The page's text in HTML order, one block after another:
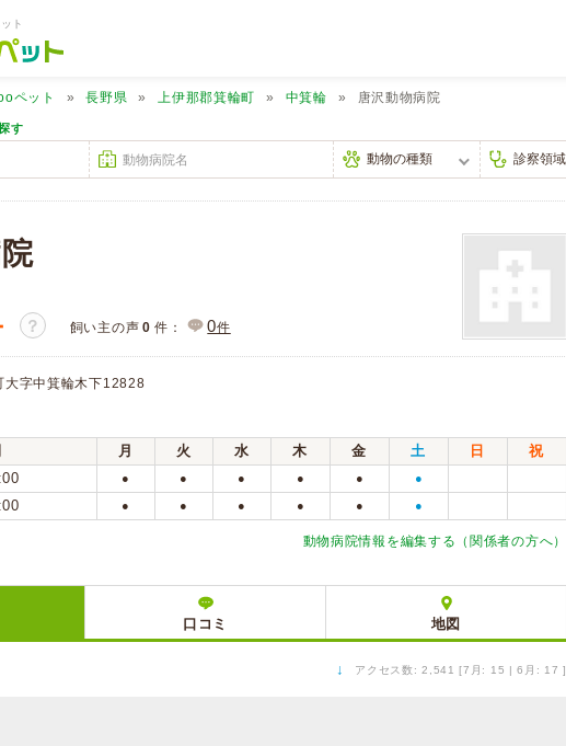
ト
ペット 長野県 上伊那郡箕輪町 中箕輪 唐沢動物病院
す
？ 飼い主の声 0 件： 0件
大字中箕輪木下12828
月 火 水 木 金 土 日
祝
● ● ● ● ● ●
● ● ● ● ● ●
動物病院情報を編集する（関係者の方へ）
口コミ 地図
↓ アクセス数: 2,541 [7月: 15 | 6月: 17 ]